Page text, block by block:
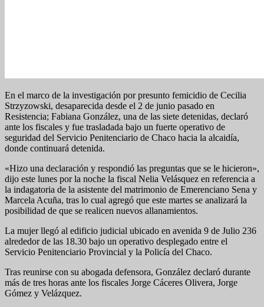
En el marco de la investigación por presunto femicidio de Cecilia
Strzyzowski, desaparecida desde el 2 de junio pasado en
Resistencia; Fabiana González, una de las siete detenidas, declaró
ante los fiscales y fue trasladada bajo un fuerte operativo de
seguridad del Servicio Penitenciario de Chaco hacia la alcaidía,
donde continuará detenida.
«Hizo una declaración y respondió las preguntas que se le hicieron»,
dijo este lunes por la noche la fiscal Nelia Velásquez en referencia a
la indagatoria de la asistente del matrimonio de Emerenciano Sena y
Marcela Acuña, tras lo cual agregó que este martes se analizará la
posibilidad de que se realicen nuevos allanamientos.
La mujer llegó al edificio judicial ubicado en avenida 9 de Julio 236
alrededor de las 18.30 bajo un operativo desplegado entre el
Servicio Penitenciario Provincial y la Policía del Chaco.
Tras reunirse con su abogada defensora, González declaró durante
más de tres horas ante los fiscales Jorge Cáceres Olivera, Jorge
Gómez y Velázquez.